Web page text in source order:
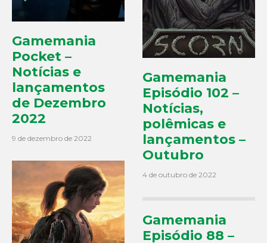
Gamemania
Pocket –
Notícias e
lançamentos
de Dezembro
2022
9 de dezembro de 2022
Gamemania
Episódio 102 –
Notícias,
polêmicas e
lançamentos –
Outubro
4 de outubro de 2022
Gamemania
Episódio 88 –